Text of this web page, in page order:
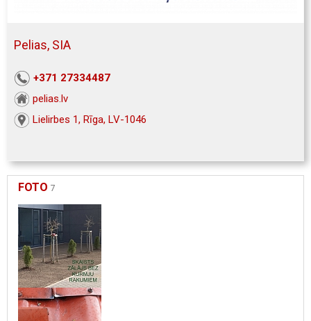
Pelias, SIA
+371 27334487
pelias.lv
Lielirbes 1, Rīga, LV-1046
FOTO 7